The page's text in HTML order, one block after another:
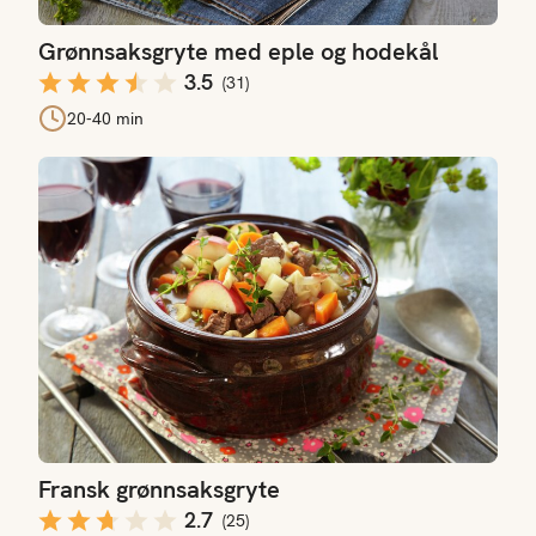
Grønnsaksgryte med eple og hodekål
3.5 (31)
20-40 min
Fransk grønnsaksgryte
2.7 (25)
Fransk grønnsaksgryte